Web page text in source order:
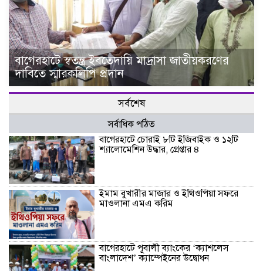
বাগেরহাটে স্বতন্ত্র ইবতেদায়ি মাদ্রাসা জাতীয়করণের
দাবিতে স্মারকলিপি প্রদান
সর্বশেষ
সর্বাধিক পঠিত
বাগেরহাটে চোরাই ৮টি ইজিবাইক ও ১২টি
শ্যালোমেশিন উদ্ধার, গ্রেপ্তার ৪
ইমাম বুখারীর মাজার ও ইথিওপিয়া সফরে
মাওলানা এমএ করিম
বাগেরহাটে পূবালী ব্যাংকের ‘ক্যাশলেস
বাংলাদেশ’ ক্যাম্পেইনের উদ্বোধন